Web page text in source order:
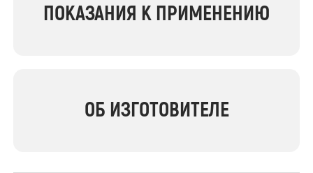
ПОКАЗАНИЯ К ПРИМЕНЕНИЮ
ОБ ИЗГОТОВИТЕЛЕ